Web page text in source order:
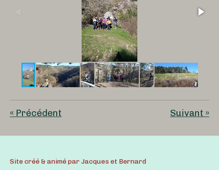
« Précédent Suivant »
Site créé & animé par Jacques et Bernard